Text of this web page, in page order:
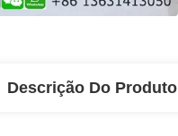
Descrição Do Produto